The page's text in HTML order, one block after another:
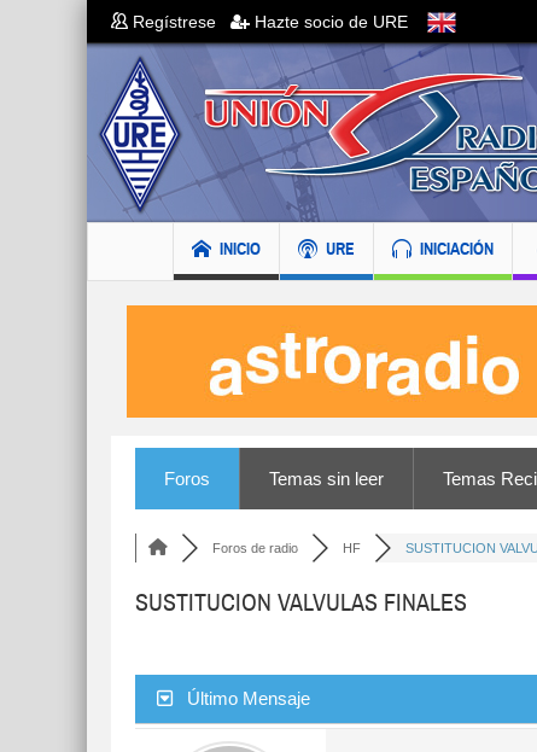
Regístrese Hazte socio de URE
INICIO URE INICIACIÓN
Foros Temas sin leer Temas
Foros de radio HF SUSTITUCION
SUSTITUCION VALVULAS FINALES
Último Mensaje